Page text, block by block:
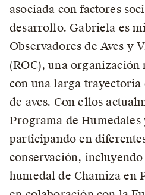
asociada con factores
desarrollo. Gabriela es
Observadores de Aves y
(ROC), una
con una larga trayectoria
de aves. Con ellos
Programa de Humedales
participando en
conservación,
humedal de Chamiza en